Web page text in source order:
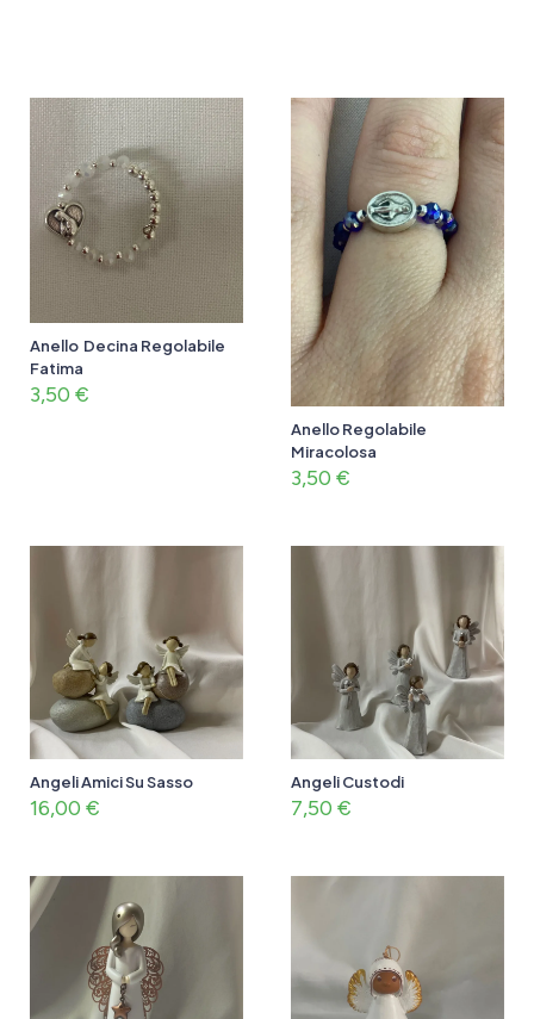
Anello Decina Regolabile
Fatima
3,50 €
Anello Regolabile
Miracolosa
3,50 €
Angeli Amici Su Sasso
16,00 €
Angeli Custodi
7,50 €